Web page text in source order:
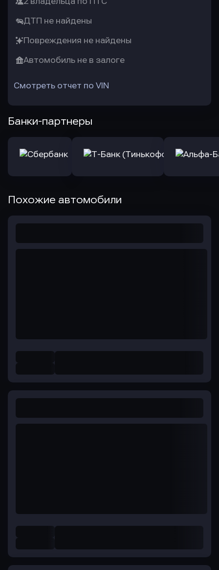
ДТП не найдены
Повреждения не найдены
Автомобиль не в залоге
Смотреть отчет по VIN
Банки-партнеры
Похожие автомобили